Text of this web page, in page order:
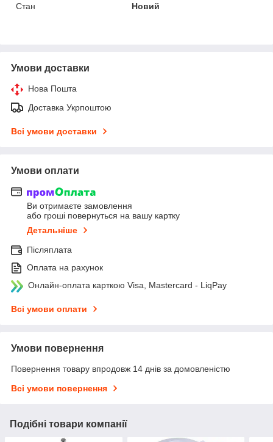
Стан
Новий
Умови доставки
Нова Пошта
Доставка Укрпоштою
Всі умови доставки
Умови оплати
Ви отримаєте замовлення
або гроші повернуться на вашу картку
Детальніше
Післяплата
Оплата на рахунок
Онлайн-оплата карткою Visa, Mastercard - LiqPay
Всі умови оплати
Умови повернення
Повернення товару впродовж 14 днів за домовленістю
Всі умови повернення
Подібні товари компанії